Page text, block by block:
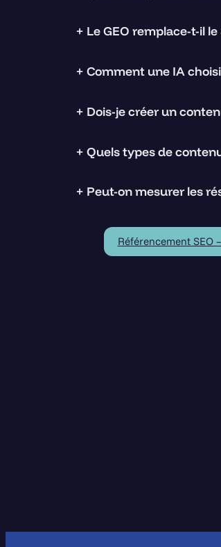
+ Le GEO remplace-t-il le
+ Comment une IA
+ Dois-je créer un
+ Quels types de
+ Peut-on mesurer les
Référencement SEO